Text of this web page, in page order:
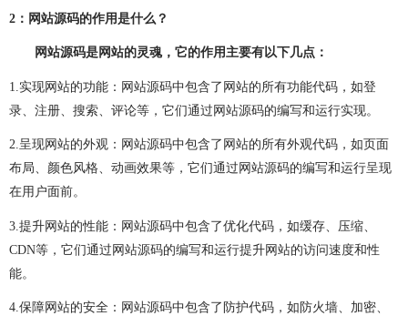
企业网站建设 企业网站制作
公司网站制作 企业网站设计 企业建网站
企业做网站 手机网站制作 手机网站建设
网站建设多少钱 网站制作 网站定制
做小程序 企业小程序开发 企业小程序制作
2 ：网站源码的作用是什么？
网站源码是网站的灵魂，它的作用主要有以下几点：
1. 实现网站的功能：网站源码中包含了网站的所有功能代码，如登
录、注册、搜索、评论等，它们通过网站源码的编写和运行实现。
2.呈现网站的外观：网站源码中包含了网站的所有外观代码，如页面
布局、颜色风格、动画效果等，它们通过网站源码的编写和运行呈现
在用户面前。
3. 提升网站的性能：网站源码中包含了优化代码，如缓存、压缩、
CDN等，它们通过网站源码的编写和运行提升网站的访问速度和性
能。
4.保障网站的安全：网站源码中包含了防护代码，如防火墙、加密、